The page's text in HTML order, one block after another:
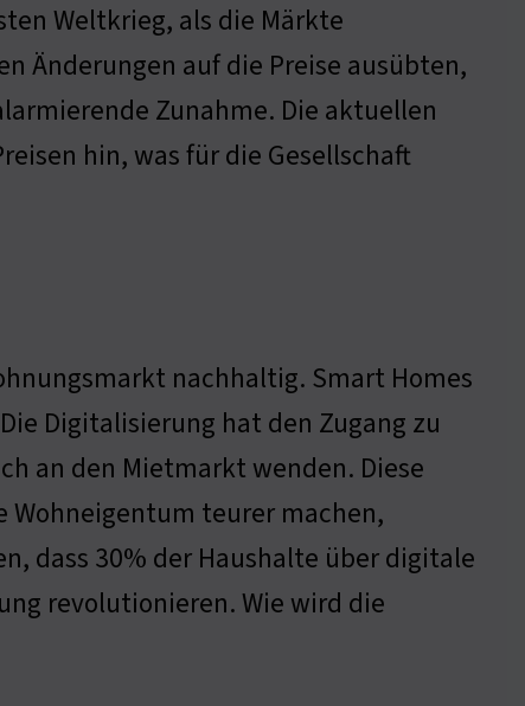
Weltkrieg, als die Märkte
Änderungen auf die Preise ausübten,
Zunahme. Die aktuellen
hin, was für die Gesellschaft
nachhaltig. Smart Homes
Digitalisierung hat den Zugang zu
an den Mietmarkt wenden. Diese
Wohneigentum teurer machen,
dass 30% der Haushalte über digitale
revolutionieren. Wie wird die